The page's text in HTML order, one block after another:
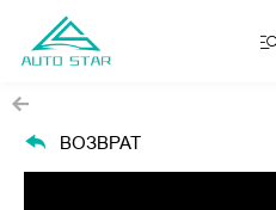
ВОЗВРАТ